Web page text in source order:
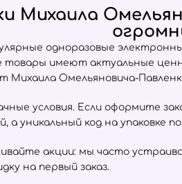
Михаила
одноразовые
товары имеют актуальные
Михаила Омельяновича-
условия. Если оформите
а уникальный код на упаковке
акции: мы часто
на первый заказ.